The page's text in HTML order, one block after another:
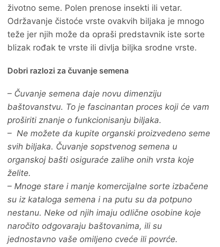
životno seme. Polen prenose insekti ili vetar.
Održavanje čistoće vrste ovakvih biljaka je mnogo
teže jer njih može da opraši predstavnik iste sorte
blizak rođak te vrste ili divlja biljka srodne vrste.
Dobri razlozi za čuvanje semena
– Čuvanje semena daje novu dimenziju
baštovanstvu. To je fascinantan proces koji će vam
proširiti znanje o funkcionisanju biljaka.
– Ne možete da kupite organski proizvedeno seme
svih biljaka. Čuvanje sopstvenog semena u
organskoj bašti osiguraće zalihe onih vrsta koje
želite.
– Mnoge stare i manje komercijalne sorte izbačene
su iz kataloga semena i na putu su da potpuno
nestanu. Neke od njih imaju odlične osobine koje
naročito odgovaraju baštovanima, ili su
jednostavno vaše omiljeno cveće ili povrće.